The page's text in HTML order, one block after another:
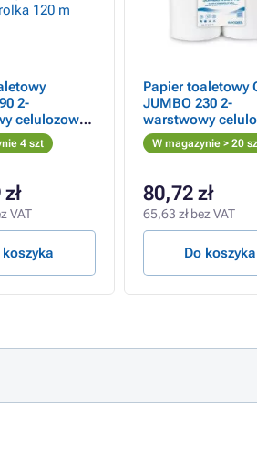
2-
celulozowy,
cm, rolka
4 szt
VAT
koszyka
Papier toaletowy
JUMBO 230 2-
warstwowy
średnica 23 cm,
190 m
W magazynie > 20
80,72 zł
65,63 zł bez VAT
Do koszyka